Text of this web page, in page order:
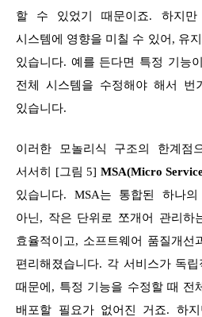
할 수 있었기 때문이죠. 하지
시스템에 영향을 미칠 수 있어, 유
있습니다. 예를 든다면 특정 기능
전체 시스템을 수정해야 해서 번
있습니다.
이러한 모놀리식 구조의 한계점
서서히 [그림 5] MSA(Micro
있습니다. MSA는 통합된 하나
아닌, 작은 단위로 쪼개어 관리하
효율적이고, 소프트웨어 품질개선
편리해졌습니다. 각 서비스가 독립
때문에, 특정 기능을 수정할 때 전
배포할 필요가 없어진 거죠. 하